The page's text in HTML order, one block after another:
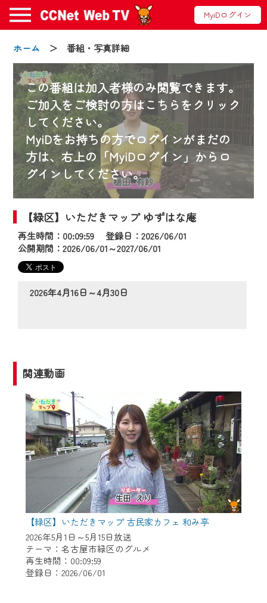
MyiDログイン
ホーム ＞ 番組・写真詳細
この番組は加入者様のみ閲覧できます。
ご加入をご検討の方はこちらをクリック
してください。
MyiDをお持ちの方でログインがまだの
方は、右上の「MyiDログイン」からロ
グインしてください。
【緑区】いただきマップ ゆずはな庵
再生時間：00:09:59 登録日：2026/06/01
公開期間：2026/06/01～2027/06/01
2026年4月16日～4月30日
関連動画
【緑区】いただきマップ 古民家カフェ 和み亭
2026年5月1日～5月15日放送
テーマ：名古屋市緑区のグルメ
再生時間：00:09:59
登録日：2026/06/01
お知らせ
2024/09/02
動画配信サービス『CCNet Web TV』は2024
年9月24日からリニューアルします！
【変更点】
◆デザイン変更により、お住まいの地域
の動画コンテンツが一目瞭然。
◆当社アプリやＰＣブラウザから、いつ
でも・どこでも・外出先でも！
2024年9月24日からはご加入者様へのサー
ビス向上のため、
『CCNet Web TV』を利用いただくには、
一部コンテンツを除き、
CCNetサービスへの加入と『CCNetマイ
ページ※』へのログインが必要となりま
何卒、ご理解ご了承の程よろしくお願い
いたします。
※マイページへのログインには、MyIDが必
要となります。
※MyIDとは、CCNet Web TVを含むCCNetの
各種サービスをご利用頂くためのIDです。